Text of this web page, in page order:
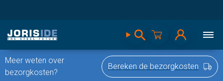
Meer weten over
bezorgkosten?
Bereken de bezorgkosten